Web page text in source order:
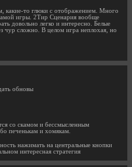
какие-то глюки с отображением. Много
игры. 2Тир Сценария вообще
довольно легко и интересно. Белые
чур сложно. В целом игра неплохая, но
обновы
со скамом и бессмысленным
печенькам и хомякам.
нажимать на центральные кнопки
интересная стратегия